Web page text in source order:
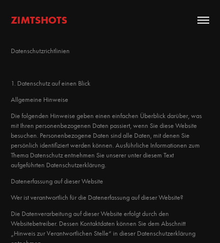
ZIMTSHOTS
Datenschutzrichtlinien
1. Datenschutz auf einen Blick
Allgemeine Hinweise
Die folgenden Hinweise geben einen einfachen Überblick darüber, was
mit Ihren personenbezogenen Daten passiert, wenn Sie diese Website
besuchen. Personenbezogene Daten sind alle Daten, mit denen Sie
persönlich identifiziert werden können. Ausführliche Informationen zum
Thema Datenschutz entnehmen Sie unserer unter diesem Text
aufgeführten Datenschutzerklärung.
Datenerfassung auf dieser Website
Wer ist verantwortlich für die Datenerfassung auf dieser Website?
Die Datenverarbeitung auf dieser Website erfolgt durch den
Websitebetreiber. Dessen Kontaktdaten können Sie dem Abschnitt
„Hinweis zur Verantwortlichen Stelle“ in dieser Datenschutzerklärung